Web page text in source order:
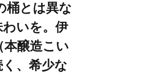
桶とは異な
いを。伊
醸造こい
、希少な